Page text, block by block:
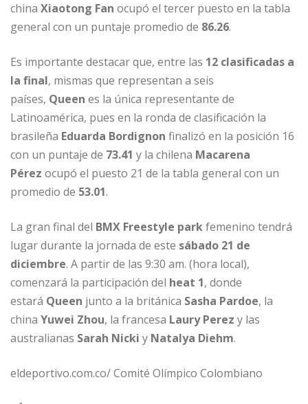
china Xiaotong Fan ocupó el tercer puesto en la tabla
general con un puntaje promedio de 86.26.
Es importante destacar que, entre las 12 clasificadas a
la final, mismas que representan a seis
países, Queen es la única representante de
Latinoamérica, pues en la ronda de clasificación la
brasileña Eduarda Bordignon finalizó en la posición 16
con un puntaje de 73.41 y la chilena Macarena
Pérez ocupó el puesto 21 de la tabla general con un
promedio de 53.01.
La gran final del BMX Freestyle parkfemenino tendrá
lugar durante la jornada de este sábado 21 de
diciembre. A partir de las 9:30 am. (hora local),
comenzará la participación del heat 1, donde
estará Queen junto a la británica Sasha Pardoe, la
china Yuwei Zhou, la francesa Laury Perez y las
australianas Sarah Nicki y Natalya Diehm.
eldeportivo.com.co/ Comité Olímpico Colombiano